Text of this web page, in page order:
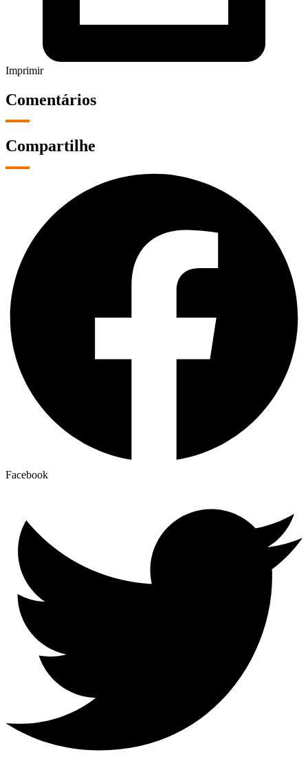
Imprimir
Comentários
Compartilhe
Facebook